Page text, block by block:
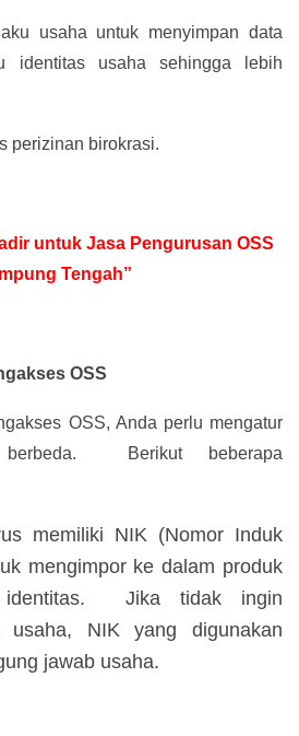
usaha untuk menyimpan data
identitas usaha sehingga lebih
perizinan birokrasi.
untuk Jasa Pengurusan OSS
Tengah”
OSS
OSS, Anda perlu mengatur
berbeda. Berikut beberapa
memiliki NIK (Nomor Induk
mengimpor ke dalam produk
identitas. Jika tidak ingin
usaha, NIK yang digunakan
jawab usaha.